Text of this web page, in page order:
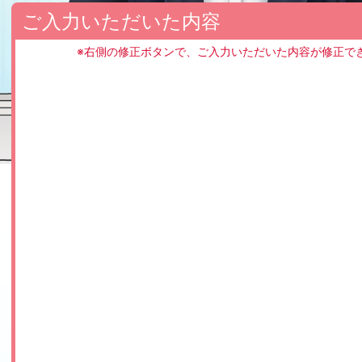
ご入力いただいた内容
※右側の修正ボタンで、ご入力いただいた内容が修正で